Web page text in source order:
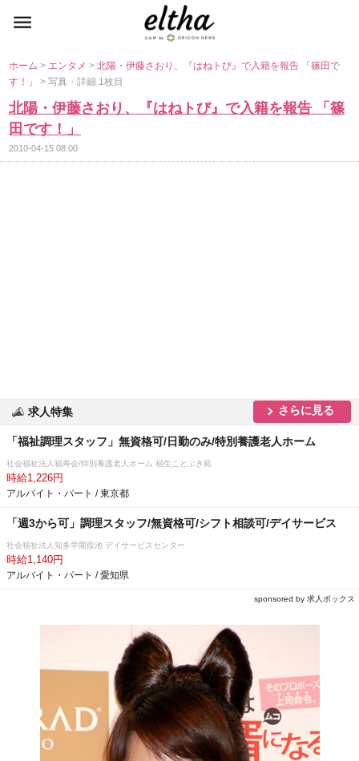
ホーム> エンタメ>北陽・伊藤さおり、『はねトび』で入籍を報告 「篠田で
す！」> 写真・詳細 1枚目
北陽・伊藤さおり、『はねトび』で入籍を報告 「篠
田です！」
2010-04-15 08:00
求人特集 さらに見る
「福祉調理スタッフ」無資格可/日勤のみ/特別養護老人ホーム
社会福祉法人福寿会/特別養護老人ホーム 福生ことぶき苑
時給1,226円
アルバイト・パート / 東京都
「週3から可」調理スタッフ/無資格可/シフト相談可/デイサービス
社会福祉法人知多学園葭池 デイサービスセンター
時給1,140円
アルバイト・パート / 愛知県
sponsored by 求人ボックス